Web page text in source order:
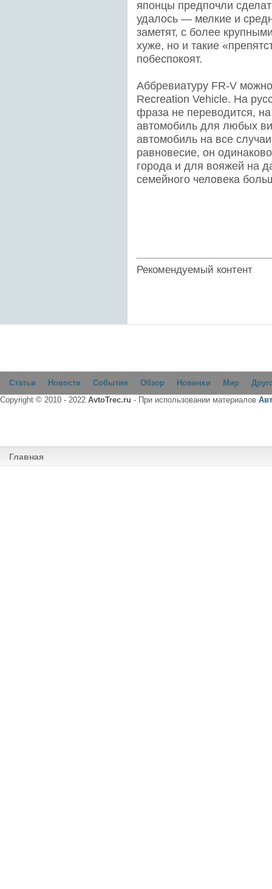
японцы предпочли
удалось — мелкие и
заметят, с более
хуже, но и такие
побеспокоят.
Аббревиатуру FR-V
Recreation Vehicle. На
фраза не переводится,
автомобиль для любых
автомобиль на все
равновесие, он
города и для вояжей на
семейного человека
Рекомендуемый контент
Статьи Новости События Обзор Новинки Мир
Copyright © 2010 - 2022 AvtoTrec.ru - При использовании материалов
Главная